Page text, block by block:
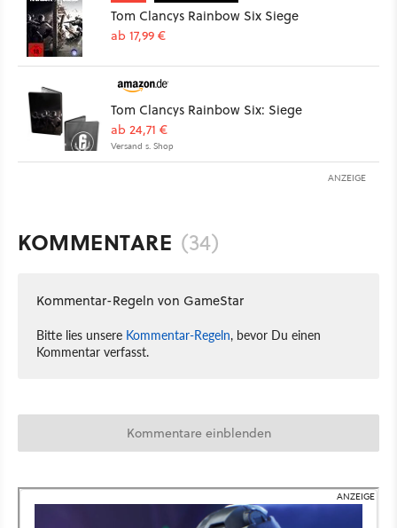
Tom Clancys Rainbow Six Siege
ab 17,99 €
Tom Clancys Rainbow Six: Siege
ab 24,71 €
Versand s. Shop
ANZEIGE
KOMMENTARE (34)
Kommentar-Regeln von GameStar
Bitte lies unsere Kommentar-Regeln, bevor Du einen
Kommentar verfasst.
Kommentare einblenden